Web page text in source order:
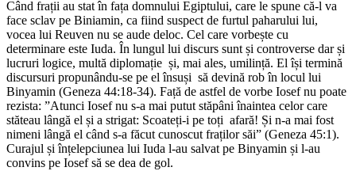
Când frații au stat în fața domnului Egiptului, care le spune că-l va
face sclav pe Biniamin, ca fiind suspect de furtul paharului lui,
vocea lui Reuven nu se aude deloc. Cel care vorbește cu
determinare este Iuda. În lungul lui discurs sunt și controverse dar și
lucruri logice, multă diplomație și, mai ales, umilință. El își termină
discursuri propunându-se pe el însuși să devină rob în locul lui
Binyamin (Geneza 44:18-34). Față de astfel de vorbe Iosef nu poate
rezista: ”Atunci Iosef nu s-a mai putut stăpâni înaintea celor care
stăteau lângă el și a strigat: Scoateți-i pe toți afară! Și n-a mai fost
nimeni lângă el când s-a făcut cunoscut fraților săi” (Geneza 45:1).
Curajul și înțelepciunea lui Iuda l-au salvat pe Binyamin și l-au
convins pe Iosef să se dea de gol.